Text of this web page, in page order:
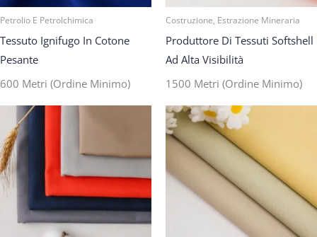
Petrolio E Petrolchimica
Tessuto Ignifugo In Cotone
Pesante
600 Metri (ordine Minimo)
Costruzione, Estrazione Mineraria
Produttore Di Tessuti Softshell
Ad Alta Visibilità
1500 Metri (ordine Minimo)